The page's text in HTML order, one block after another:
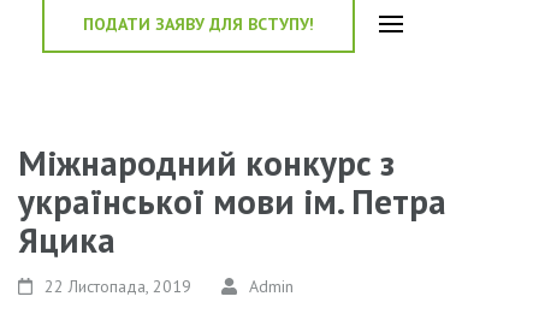
ПОДАТИ ЗАЯВУ ДЛЯ ВСТУПУ!
Міжнародний конкурс з
української мови ім. Петра
Яцика
22 Листопада, 2019 Admin